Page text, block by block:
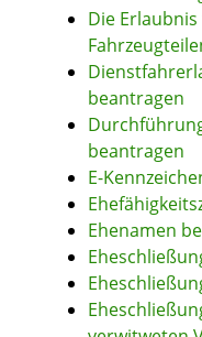
Die
beantragen
beantragen
E-
Ehenamen